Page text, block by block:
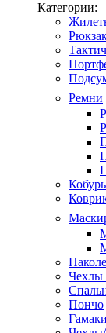
Категории:
Ремни
Чехлы
Пончо